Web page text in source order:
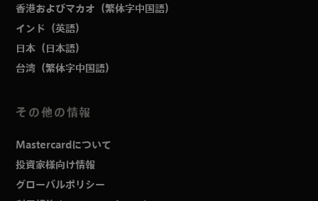
香港およびマカオ（繁体字中国語）
インド（英語）
日本（日本語）
台湾（繁体字中国語）
その他の情報
Mastercardについて
投資家様向け情報
グローバルポリシー